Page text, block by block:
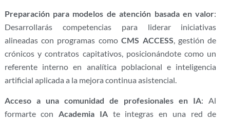
Preparación para modelos de atención basada en valor:
Desarrollarás competencias para liderar iniciativas
alineadas con programas comoCMS ACCESS, gestión de
crónicos y contratos capitativos, posicionándote como un
referente interno en analítica poblacional e inteligencia
artificial aplicada a la mejora continua asistencial.
Acceso a una comunidad de profesionales en IA: Al
formarte conAcademia IAte integras en una red de